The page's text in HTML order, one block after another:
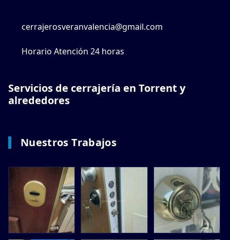
cerrajerosveranvalencia@gmail.com
Horario Atención 24 horas
Servicios de cerrajería en Torrent y
alrededores
Nuestros Trabajos